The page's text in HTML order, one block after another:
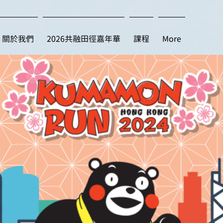
關於我們 2026共融田徑嘉年華 課程 More